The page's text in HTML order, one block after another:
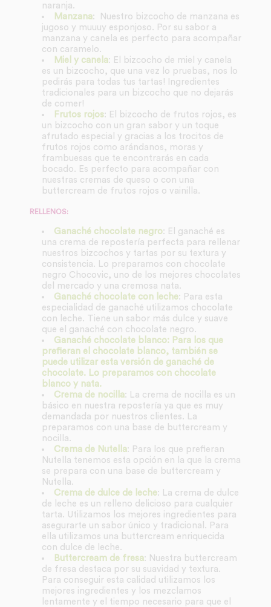
naranja.
Manzana: Nuestro bizcocho de manzana es
jugoso y muuuy esponjoso. Por su sabor a
manzana y canela es perfecto para acompañar
con caramelo.
Miel y canela: El bizcocho de miel y canela
es un bizcocho, que una vez lo pruebas, nos lo
pedirás para todas tus tartas! Ingredientes
tradicionales para un bizcocho que no dejarás
de comer!
Frutos rojos: El bizcocho de frutos rojos, es
un bizcocho con un gran sabor y un toque
afrutado especial y gracias a los trocitos de
frutos rojos como arándanos, moras y
frambuesas que te encontrarás en cada
bocado. Es perfecto para acompañar con
nuestras cremas de queso o con una
buttercream de frutos rojos o vainilla.
RELLENOS:
Ganaché chocolate negro: El ganaché es
una crema de repostería perfecta para rellenar
nuestros bizcochos y tartas por su textura y
consistencia. Lo preparamos con chocolate
negro Chocovic, uno de los mejores chocolates
del mercado y una cremosa nata.
Ganaché chocolate con leche: Para esta
especialidad de ganaché utilizamos chocolate
con leche. Tiene un sabor más dulce y suave
que el ganaché con chocolate negro.
Ganaché chocolate blanco: Para los que
prefieran el chocolate blanco, también se
puede utilizar esta versión de ganaché de
chocolate. Lo preparamos con chocolate
blanco y nata.
Crema de nocilla: La crema de nocilla es un
básico en nuestra repostería ya que es muy
demandada por nuestros clientes. La
preparamos con una base de buttercream y
nocilla.
Crema de Nutella: Para los que prefieran
Nutella tenemos esta opción en la que la crema
se prepara con una base de buttercream y
Nutella.
Crema de dulce de leche: La crema de dulce
de leche es un relleno delicioso para cualquier
tarta. Utilizamos los mejores ingredientes para
asegurarte un sabor único y tradicional. Para
ella utilizamos una buttercream enriquecida
con dulce de leche.
Buttercream de fresa: Nuestra buttercream
de fresa destaca por su suavidad y textura.
Para conseguir esta calidad utilizamos los
mejores ingredientes y los mezclamos
lentamente y el tiempo necesario para que el